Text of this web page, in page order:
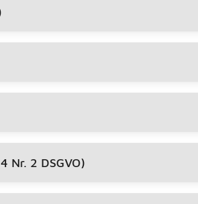
Nr. 2 DSGVO)